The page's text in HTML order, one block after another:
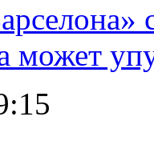
может